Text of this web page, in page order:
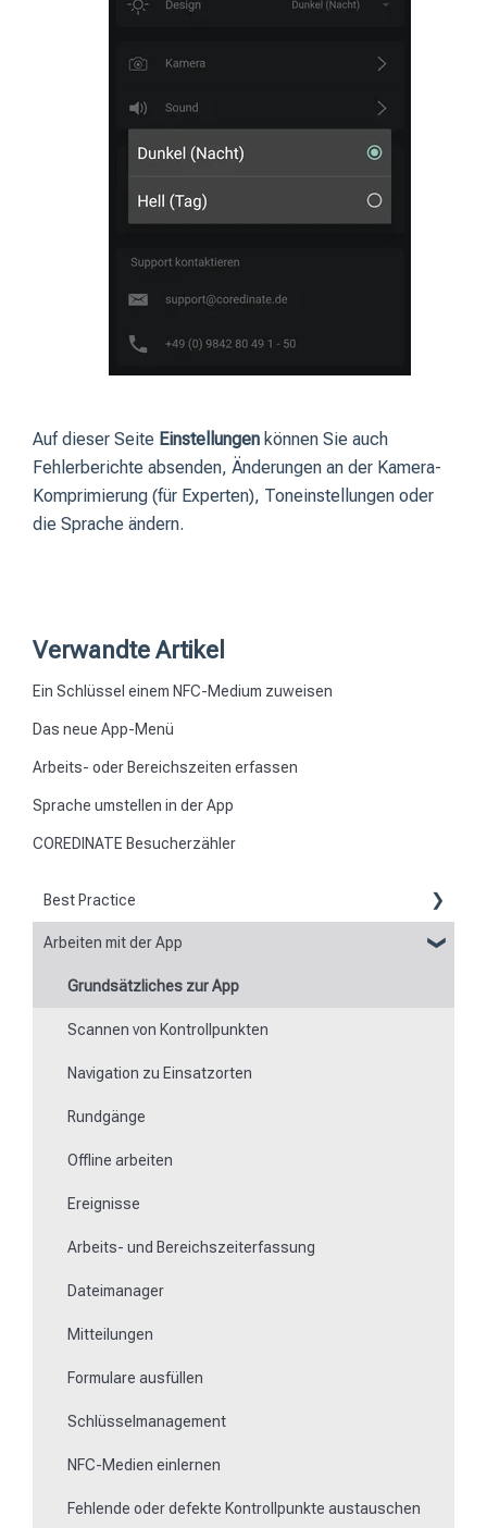
Auf dieser Seite Einstellungen können Sie auch
Fehlerberichte absenden, Änderungen an der Kamera-
Komprimierung (für Experten), Toneinstellungen oder
die Sprache ändern.
Verwandte Artikel
Ein Schlüssel einem NFC-Medium zuweisen
Das neue App-Menü
Arbeits- oder Bereichszeiten erfassen
Sprache umstellen in der App
COREDINATE Besucherzähler
Best Practice
Berichte
Flexible Formulare
Zeiten
Besonderheit von Mobilgeräten
Arbeiten mit der App
Grundsätzliches zur App
Scannen von Kontrollpunkten
Navigation zu Einsatzorten
Rundgänge
Offline arbeiten
Ereignisse
Arbeits- und Bereichszeiterfassung
Dateimanager
Mitteilungen
Formulare ausfüllen
Schlüsselmanagement
NFC-Medien einlernen
Fehlende oder defekte Kontrollpunkte austauschen